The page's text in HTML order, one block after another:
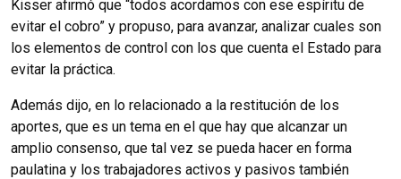
Kisser afirmó que “todos acordamos con ese espíritu de
evitar el cobro” y propuso, para avanzar, analizar cuales son
los elementos de control con los que cuenta el Estado para
evitar la práctica.
Además dijo, en lo relacionado a la restitución de los
aportes, que es un tema en el que hay que alcanzar un
amplio consenso, que tal vez se pueda hacer en forma
paulatina y los trabajadores activos y pasivos también